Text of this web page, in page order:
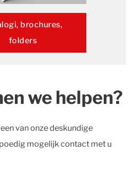
brochures,
folders
we helpen?
van onze deskundige
mogelijk contact met u